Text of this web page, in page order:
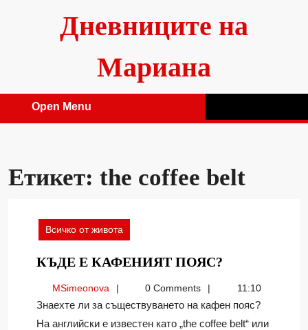
Дневниците на
Мариана
Open Menu
Етикет: the coffee belt
Всичко от живота
КЪДЕ Е КАФЕНИЯТ ПОЯС?
КАФЕНИЯТ
ПОЯС?
MSimeonovaMSimeonova0 Comments 11:10
Знаехте ли за съществуването на кафен пояс?
На английски е известен като „the coffee belt“ или